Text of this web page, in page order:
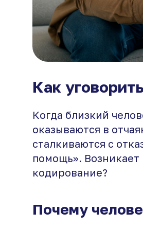
Как
Когда близкий
оказываются в
сталкиваются с
помощь». Возникает
кодирование?
Почему